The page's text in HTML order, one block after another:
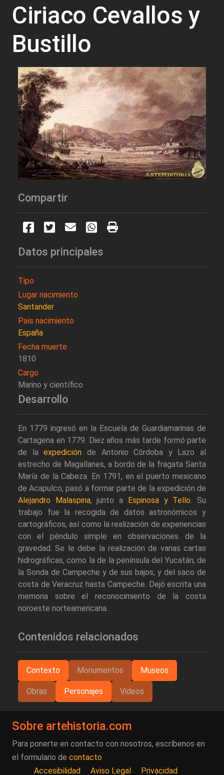
Ciriaco Cevallos y
Bustillo
Compartir
Datos principales
Tipo
Lugar nacimiento
Santander
País nacimiento
España
Fecha muerte
1810
Cargo
Marino y científico
Desarrollo
En 1779 ingresó en la Escuela de Guardiamarinas de
Cartagena en 1779. Diez años más tarde formó parte
de laexpedición de Antonio Córdoba y Lazo al
estrecho de Magallanes, a bordo de la fragata Santa
María de la Cabeza. En 1791, en el puerto mexicano
de Acapulco, pasó a formar parte de la expedición de
Alejandro Malaspina, junto a Espinosa y Tello. Su
trabajo fue la recogida de datos astronómicos y
cartográficos, así como la realización de experiencias
con el péndulo simple en observaciones de la
gravedad. Se le debe la realización de varias cartas
hidrográficas, como la de la península del Yucatán, de
la Sonda de Campeche y de sus bajos, y del saco de
costa de Veracruz hasta Campeche. Dejó escrita una
memoria sobre el reconocimiento de la costa
noroeste norteamericana.
Contenidos relacionados
Contexto Monumentos Museos
Obras Personajes Videos
Sobre artehistoria.com
Para ponerte en contacto con nosotros, escríbenos en
el formulario de contacto
Accesibilidad
Aviso Legal Privacidad